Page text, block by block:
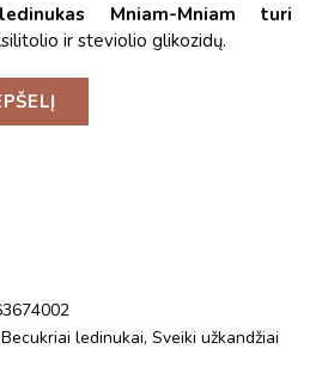
Mniam-Mniam turi
ir steviolio glikozidų.
Becukriai ledinukai, Sveiki užkandžiai